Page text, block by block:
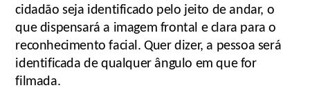
cidadão seja identificado pelo jeito de andar, o
que dispensará a imagem frontal e clara para o
reconhecimento facial. Quer dizer, a pessoa será
identificada de qualquer ângulo em que for
filmada.